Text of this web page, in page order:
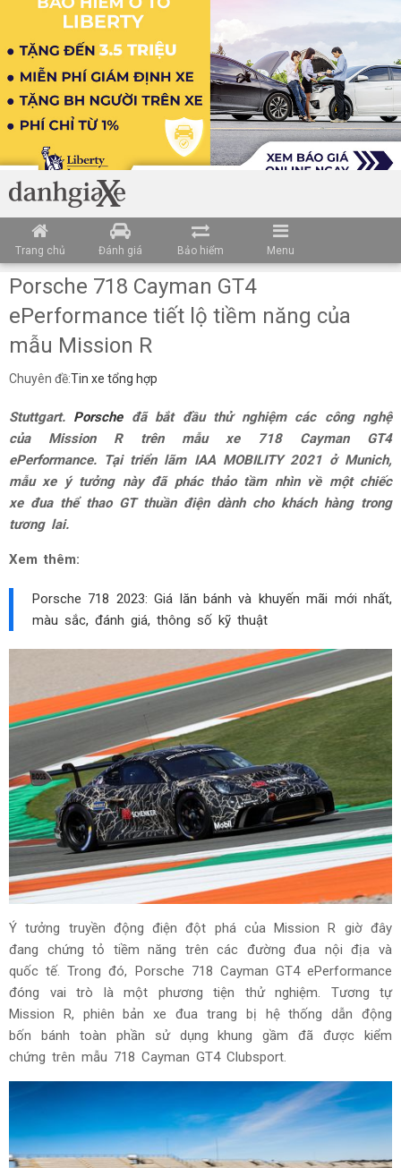
Trang chủ Đánh giá Bảo hiểm Menu
Porsche 718 Cayman GT4
ePerformance tiết lộ tiềm năng của
mẫu Mission R
Chuyên đề:Tin xe tổng hợp
Stuttgart. Porscheđã bắt đầu thử nghiệm các công nghệ
của Mission R trên mẫu xe 718 Cayman GT4
ePerformance. Tại triển lãm IAA MOBILITY 2021 ở Munich,
mẫu xe ý tưởng này đã phác thảo tầm nhìn về một chiếc
xe đua thể thao GT thuần điện dành cho khách hàng trong
tương lai.
Xem thêm:
Porsche 718 2023: Giá lăn bánh và khuyến mãi mới nhất,
màu sắc, đánh giá, thông số kỹ thuật
Ý tưởng truyền động điện đột phá của Mission R giờ đây
đang chứng tỏ tiềm năng trên các đường đua nội địa và
quốc tế. Trong đó, Porsche 718 Cayman GT4 ePerformance
đóng vai trò là một phương tiện thử nghiệm. Tương tự
Mission R, phiên bản xe đua trang bị hệ thống dẫn động
bốn bánh toàn phần sử dụng khung gầm đã được kiểm
chứng trên mẫu 718 Cayman GT4 Clubsport.